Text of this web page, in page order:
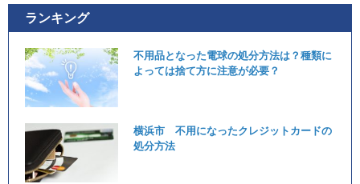
ランキング
不用品となった電球の処分方法は？種類に
よっては捨て方に注意が必要？
横浜市 不用になったクレジットカードの
処分方法